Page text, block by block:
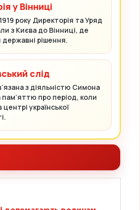
у Вінниці
року Директорія та Уряд
з Києва до Вінниці, де
рішення.
слід
з діяльністю Симона
про період, коли
української